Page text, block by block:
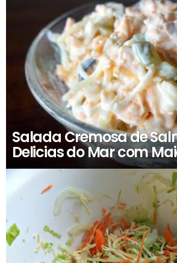
Salada Cremosa de
Delicias do Mar com